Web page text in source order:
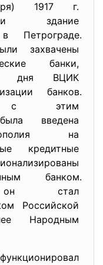
1917 г.
здание
в Петрограде.
захвачены
банки,
дня ВЦИК
банков.
с этим
введена
на
кредитные
банком.
стал
Российской
Народным